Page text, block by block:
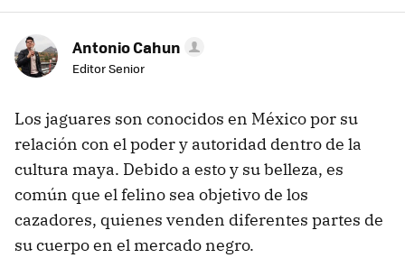
Antonio Cahun
Editor Senior
Los jaguares son conocidos en México por su
relación con el poder y autoridad dentro de la
cultura maya. Debido a esto y su belleza, es
común que el felino sea objetivo de los
cazadores, quienes venden diferentes partes de
su cuerpo en el mercado negro.